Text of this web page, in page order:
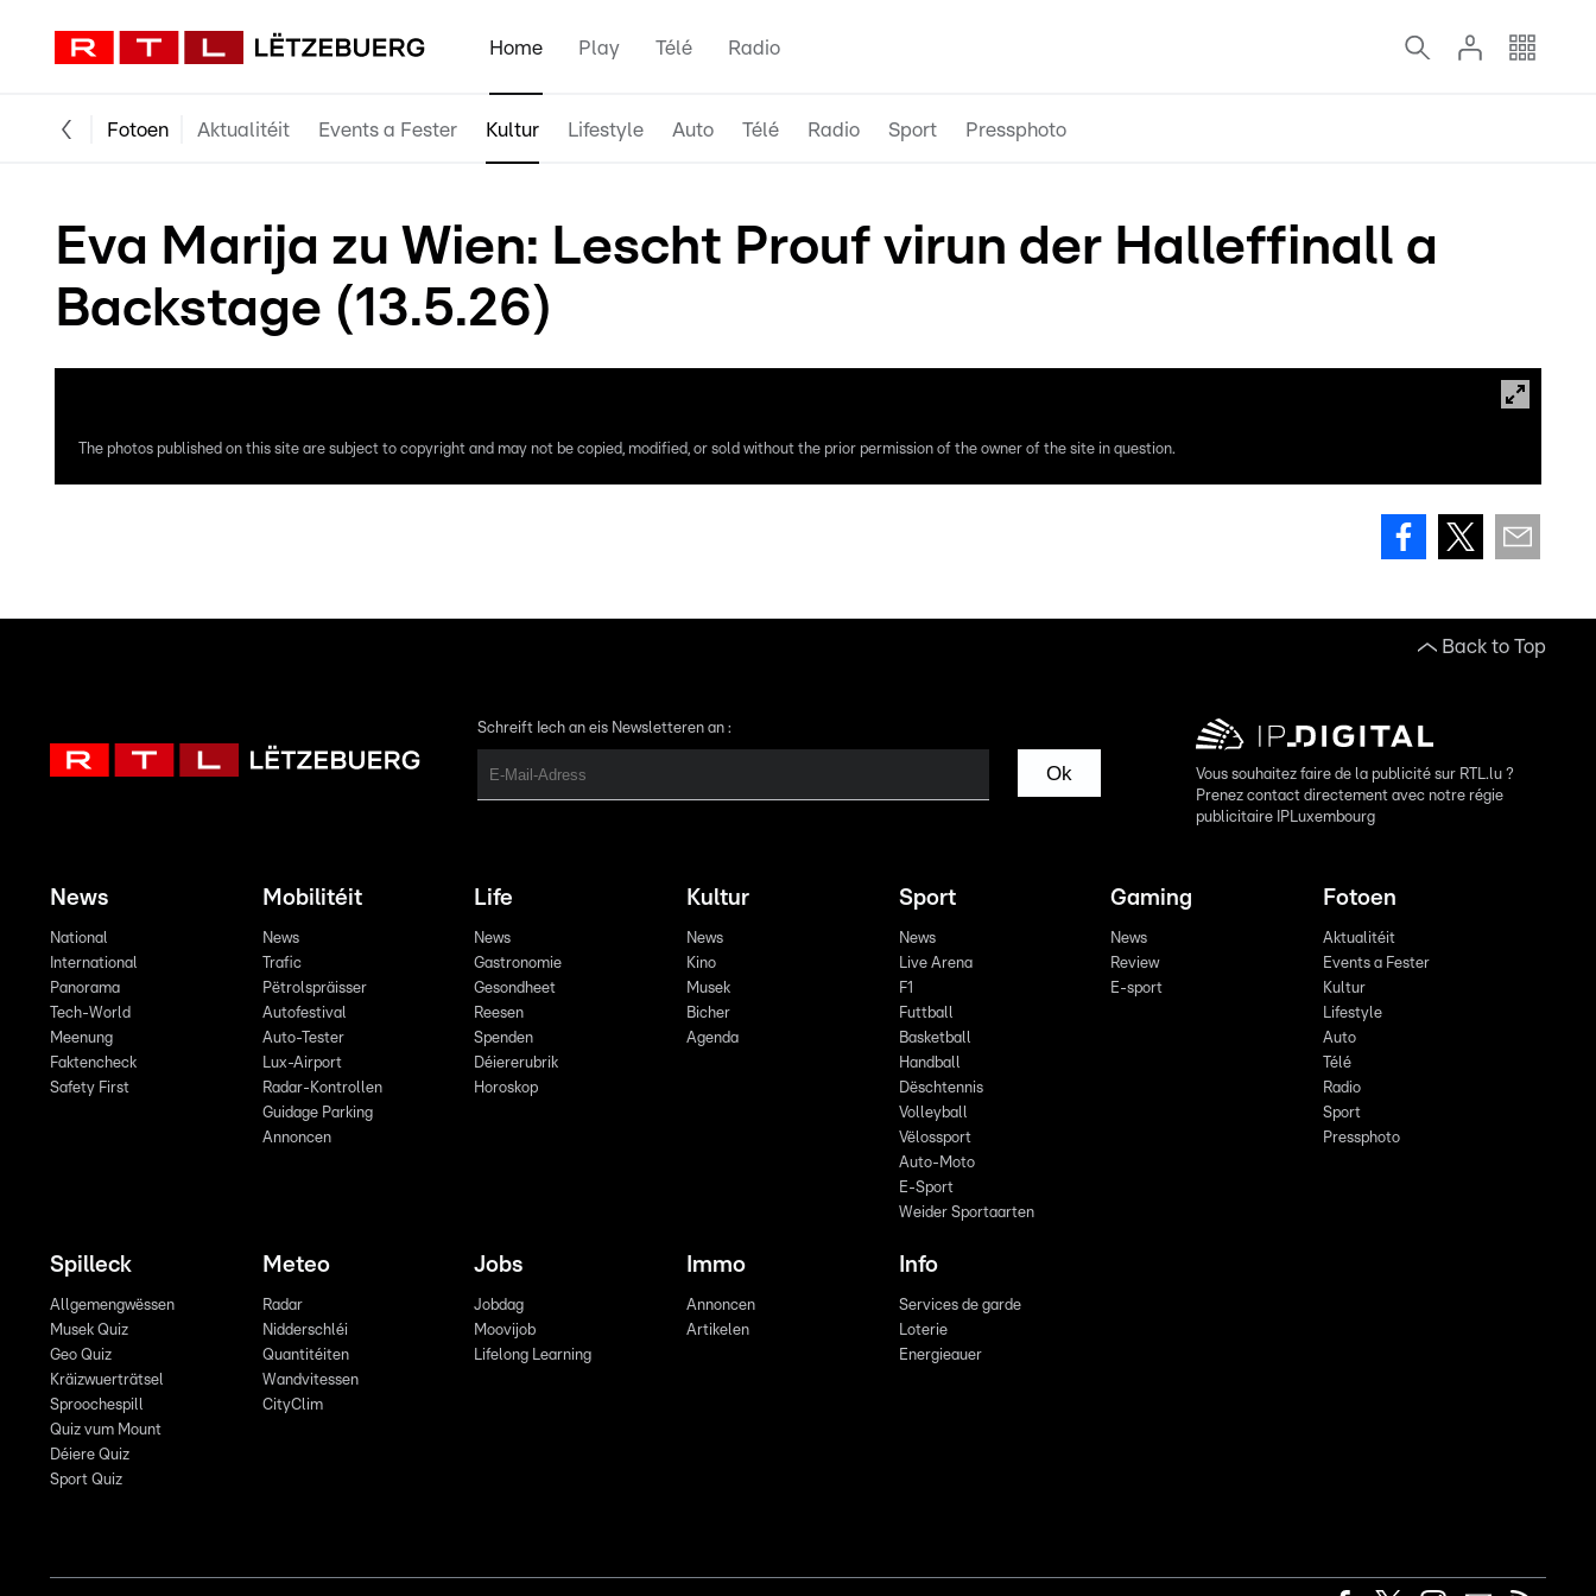
Home Play Télé Radio
Fotoen Aktualitéit Events a Fester Kultur Lifestyle Auto Télé Radio Sport Pressphoto
Eva Marija zu Wien: Lescht Prouf virun der Halleffinall a
Backstage (13.5.26)
The photos published on this site are subject to copyright and may not be copied, modified, or sold without the prior permission of the owner of the site in question.
Back to Top
Schreift Iech an eis Newsletteren an :
Ok
Vous souhaitez faire de la publicité sur RTL.lu ?
Prenez contact directement avec notre régie
publicitaire IPLuxembourg
News
National
International
Panorama
Tech-World
Meenung
Faktencheck
Safety First
Mobilitéit
News
Trafic
Pëtrolspräisser
Autofestival
Auto-Tester
Lux-Airport
Radar-Kontrollen
Guidage Parking
Annoncen
Life
News
Gastronomie
Gesondheet
Reesen
Spenden
Déiererubrik
Horoskop
Kultur
News
Kino
Musek
Bicher
Agenda
Sport
News
Live Arena
F1
Futtball
Basketball
Handball
Dëschtennis
Volleyball
Vëlossport
Auto-Moto
E-Sport
Weider Sportaarten
Gaming
News
Review
E-sport
Fotoen
Aktualitéit
Events a Fester
Kultur
Lifestyle
Auto
Télé
Radio
Sport
Pressphoto
Spilleck
Allgemengwëssen
Musek Quiz
Geo Quiz
Kräizwuerträtsel
Sproochespill
Quiz vum Mount
Déiere Quiz
Sport Quiz
Meteo
Radar
Nidderschléi
Quantitéiten
Wandvitessen
CityClim
Jobs
Jobdag
Moovijob
Lifelong Learning
Immo
Annoncen
Artikelen
Info
Services de garde
Loterie
Energieauer